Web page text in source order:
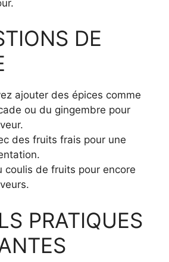
DE
ajouter des épices comme
ou du gingembre pour
des fruits frais pour une
coulis de fruits pour encore
PRATIQUES